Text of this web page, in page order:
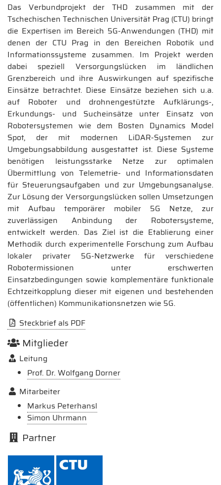
Das Verbundprojekt der THD zusammen mit der
Tschechischen Technischen Universität Prag (CTU) bringt
die Expertisen im Bereich 5G-Anwendungen (THD) mit
denen der CTU Prag in den Bereichen Robotik und
Informationssysteme zusammen. Im Projekt werden
dabei speziell Versorgungslücken im ländlichen
Grenzbereich und ihre Auswirkungen auf spezifische
Einsätze betrachtet. Diese Einsätze beziehen sich u.a.
auf Roboter und drohnengestützte Aufklärungs-,
Erkundungs- und Sucheinsätze unter Einsatz von
Robotersystemen wie dem Bosten Dynamics Model
Spot, der mit modernen LiDAR-Systemen zur
Umgebungsabbildung ausgestattet ist. Diese Systeme
benötigen leistungsstarke Netze zur optimalen
Übermittlung von Telemetrie- und Informationsdaten
für Steuerungsaufgaben und zur Umgebungsanalyse.
Zur Lösung der Versorgungslücken sollen Umsetzungen
mit Aufbau temporärer mobiler 5G Netze, zur
zuverlässigen Anbindung der Robotersysteme,
entwickelt werden. Das Ziel ist die Etablierung einer
Methodik durch experimentelle Forschung zum Aufbau
lokaler privater 5G-Netzwerke für verschiedene
Robotermissionen unter erschwerten
Einsatzbedingungen sowie komplementäre funktionale
Echtzeitkopplung dieser mit eigenen und bestehenden
(öffentlichen) Kommunikationsnetzen wie 5G.
Steckbrief als PDF
Mitglieder
Leitung
Prof. Dr. Wolfgang Dorner
Mitarbeiter
Markus Peterhansl
Simon Uhrmann
Partner